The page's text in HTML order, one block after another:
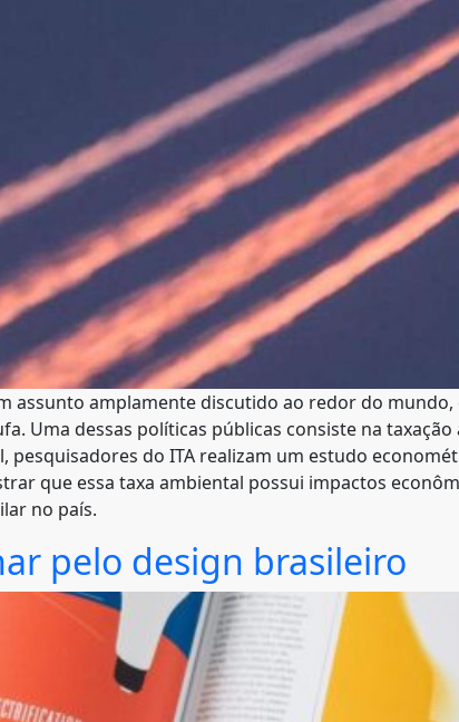
assunto amplamente discutido ao redor do
Uma dessas políticas públicas consiste na
do ITA realizam um estudo
que essa taxa ambiental possui impactos
no país.
pelo design brasileiro